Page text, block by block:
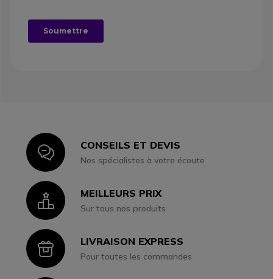
IconCONSEILS ET DEVIS
Nos spécialistes à votre écoute
IconMEILLEURS PRIX
Sur tous nos produits
IconLIVRAISON EXPRESS
Pour toutes les commandes